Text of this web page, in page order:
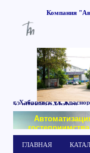
Компания
г. Хабаровскул.
52office@att-khab.ru
маркировки
ГЛАВНАЯ